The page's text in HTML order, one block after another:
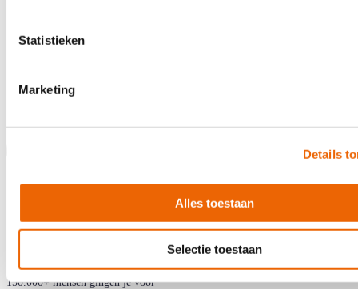
Statistieken
Marketing
Details
Alles toestaan
Selectie toestaan
150.000+ mensen gingen je voor